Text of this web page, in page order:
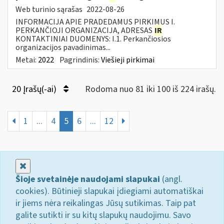
Web turinio sąrašas 2022-08-26
INFORMACIJA APIE PRADEDAMUS PIRKIMUS I.
PERKANČIOJI ORGANIZACIJA, ADRESAS IR
KONTAKTINIAI DUOMENYS: I.1. Perkančiosios
organizacijos pavadinimas...
Metai: 2022 Pagrindinis:Viešieji pirkimai
20 Įrašų(-ai) Rodoma nuo 81 iki 100 iš 224 irašų.
1 ... 4 5 6 ... 12
Šioje svetainėje naudojami slapukai (angl.
cookies). Būtinieji slapukai įdiegiami automatiškai
ir jiems nėra reikalingas Jūsų sutikimas. Taip pat
galite sutikti ir su kitų slapukų naudojimu. Savo